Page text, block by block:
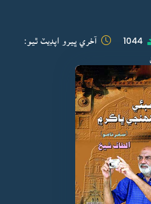
1044 آخري ڀيرو اپڊيٽ ٿيو: